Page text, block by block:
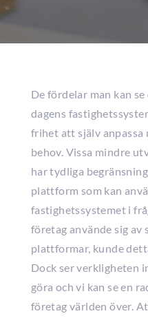
De fördelar man kan
dagens
frihet att själv anpassa
behov. Vissa mindre
har tydliga
plattform som kan
fastighetssystemet i
företag använde sig av
plattformar, kunde
Dock ser verkligheten
göra och vi kan se en
företag världen över.